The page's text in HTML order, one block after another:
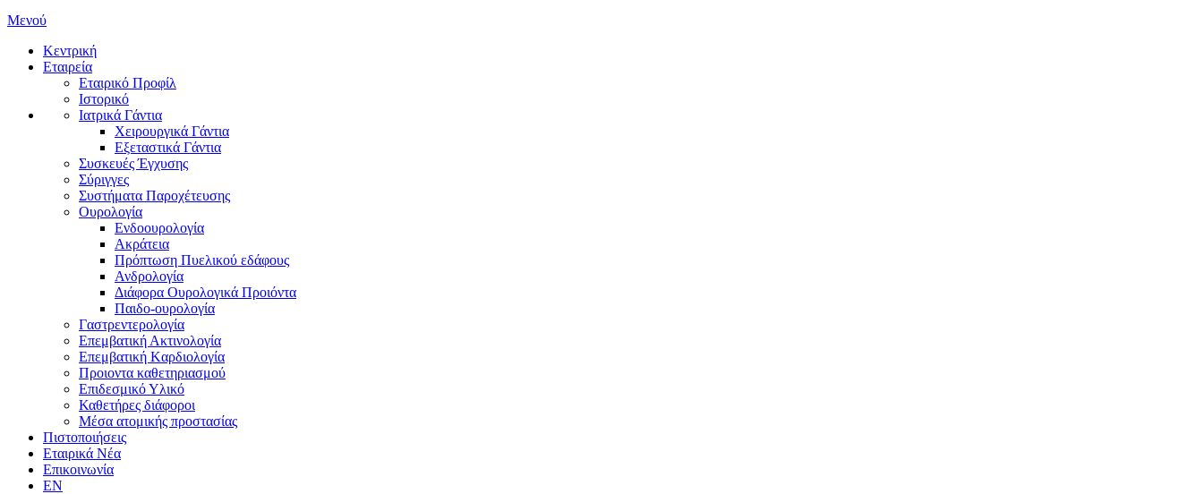
Μενού
Κεντρική
Εταιρεία
Εταιρικό Προφίλ
Ιστορικό
Ιατρικά Γάντια
Χειρουργικά Γάντια
Εξεταστικά Γάντια
Συσκευές Έγχυσης
Σύριγγες
Συστήματα Παροχέτευσης
Ουρολογία
Ενδοουρολογία
Ακράτεια
Πρόπτωση Πυελικού εδάφους
Ανδρολογία
Διάφορα Ουρολογικά Προιόντα
Παιδο-ουρολογία
Γαστρεντερολογία
Επεμβατική Ακτινολογία
Επεμβατική Kαρδιολογία
Προιοντα καθετηριασμού
Επιδεσμικό Υλικό
Καθετήρες διάφοροι
Μέσα ατομικής προστασίας
Πιστοποιήσεις
Εταιρικά Νέα
Επικοινωνία
EN